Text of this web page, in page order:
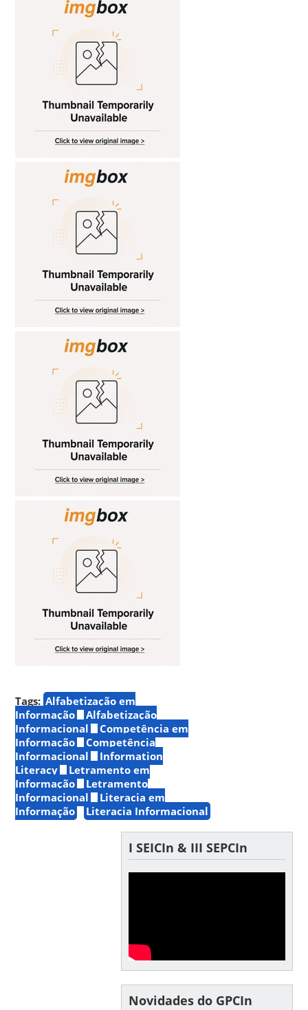
Tags: Alfabetização em
Informação
Alfabetização
Informacional
Competência em
Informação
Competência
Informacional
Information
Literacy
Letramento em
Informação
Letramento
Informacional
Literacia em
Informação
Literacia Informacional
I SEICIn & III SEPCIn
Novidades do GPCIn